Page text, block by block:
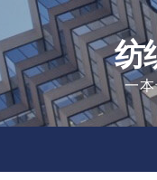
to
content
纺
一